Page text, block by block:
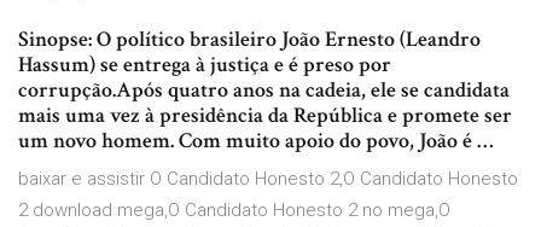
Sinopse: O político brasileiro João Ernesto (Leandro
Hassum) se entrega à justiça e é preso por
corrupção.Após quatro anos na cadeia, ele se candidata
mais uma vez à presidência da República e promete ser
um novo homem. Com muito apoio do povo, João é …
baixar e assistir O Candidato Honesto 2,O Candidato Honesto
2 download mega,O Candidato Honesto 2 no mega,O